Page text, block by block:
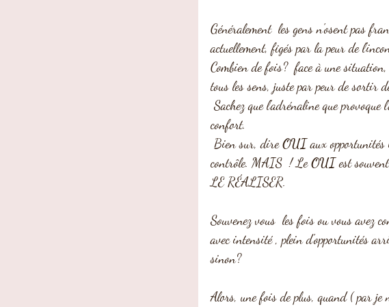
Généralement  les gens n'osent pas
actuellement, figés par la peur de
Combien de fois?  face à une
tous les sens, juste par peur de sortir
confort.
Bien sur, dire OUI aux opportunités
contrôle. MAIS  ! Le OUI est
LE RÉALISER.
Souvenez vous  les fois ou vous avez
avec intensité , plein d'opportunités
sinon?
Alors, une fois de plus, quand ( par